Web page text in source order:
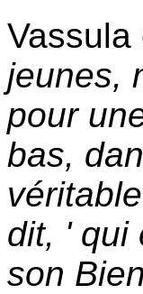
Vassula
jeunes,
pour
bas,
dit, ' qui
son